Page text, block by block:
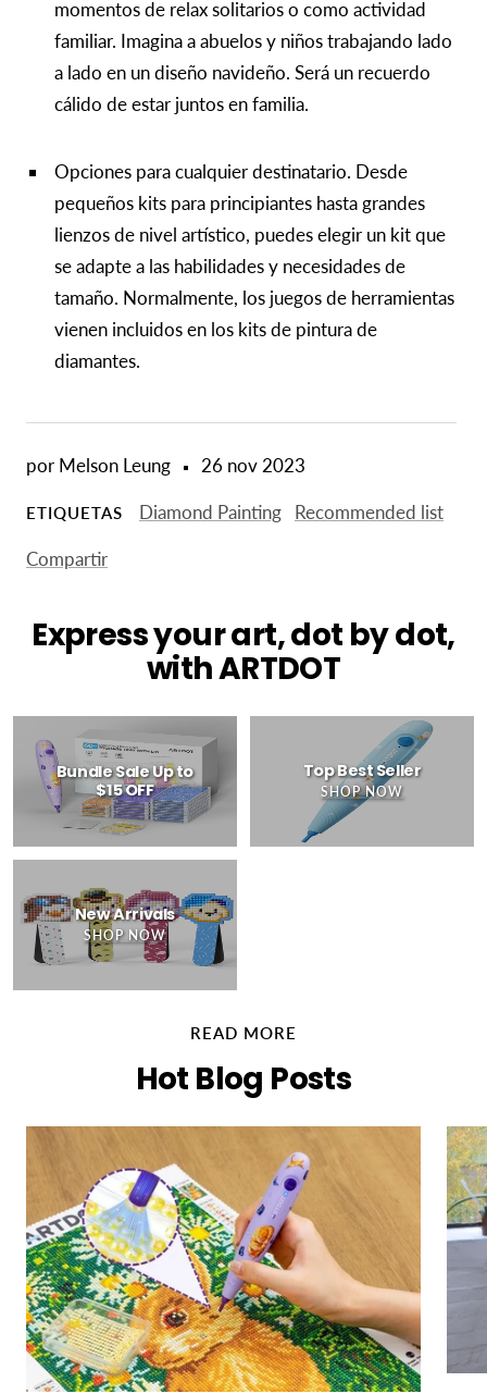
por Melson Leung 26 nov 2023
ETIQUETAS Diamond Painting Recommended list
Compartir
momentos de relax solitarios o como actividad
familiar. Imagina a abuelos y niños trabajando lado
a lado en un diseño navideño. Será un recuerdo
cálido de estar juntos en familia.
Opciones para cualquier destinatario. Desde
pequeños kits para principiantes hasta grandes
lienzos de nivel artístico, puedes elegir un kit que
se adapte a las habilidades y necesidades de
tamaño. Normalmente, los juegos de herramientas
vienen incluidos en los kits de pintura de
diamantes.
Express your art, dot by dot,
with ARTDOT
Bundle Sale Up to
$15 OFF
Top Best Seller
SHOP NOW
New Arrivals
SHOP NOW
READ MORE
Hot Blog Posts